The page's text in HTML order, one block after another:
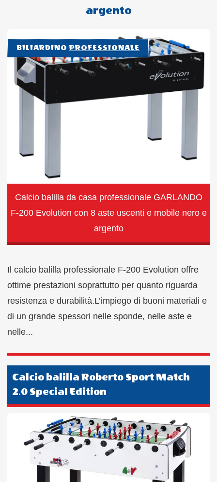
argento
BILIARDINO PROFESSIONALE
Calcio balilla da casa professionale GARLANDO
F-200 Evolution con 8 aste uscenti e mobile nero e
argento
Il calcio balilla professionale F-200 Evolution offre
ottime prestazioni soprattutto per quanto riguarda
resistenza e durabilità.L’impiego di buoni materiali e
di un grande spessori nelle sponde, nelle aste e
nelle...
Calcio balilla Roberto Sport Match
2.0 Special Edition